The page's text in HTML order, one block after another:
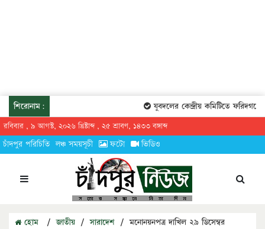
শিরোনাম: যুবদলের কেন্দ্রীয় কমিটিতে ফরিদগঞ্জের
রবিবার , ৯ আগস্ট, ২০২৬ খ্রিষ্টাব্দ , ২৫ শ্রাবণ, ১৪৩৩ বঙ্গাব্দ
চাঁদপুর পরিচিতি লঞ্চ সময়সূচী ফটো ভিডিও
হোম / জাতীয় / সারাদেশ / মনোনয়নপত্র দাখিল ২৯ ডিসেম্বর